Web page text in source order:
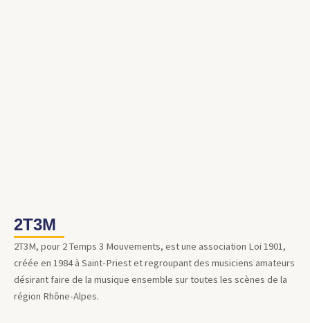
2T3M
2T3M, pour 2 Temps 3 Mouvements, est une association Loi 1901,
créée en 1984 à Saint-Priest et regroupant des musiciens amateurs
désirant faire de la musique ensemble sur toutes les scènes de la
région Rhône-Alpes.